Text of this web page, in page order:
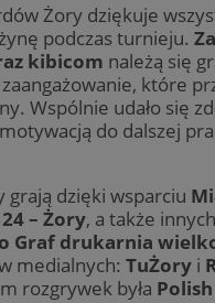
Żory dziękuje
podczas turnieju.
kibicom należą się
które
Wspólnie udało się
do dalszej
grają dzięki wsparciu
– Żory, a także
Graf drukarnia
medialnych: TuŻory i
rozgrywek była